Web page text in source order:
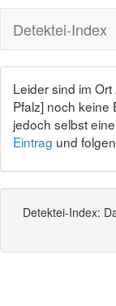
Detektei-Index
Leider sind im
Pfalz] noch keine
jedoch selbst
Eintrag und
Detektei-Index: